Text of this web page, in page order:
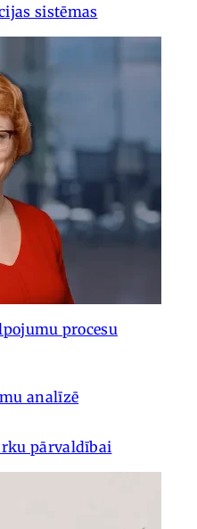
sistēmas
procesu
analīzē
pārvaldībai